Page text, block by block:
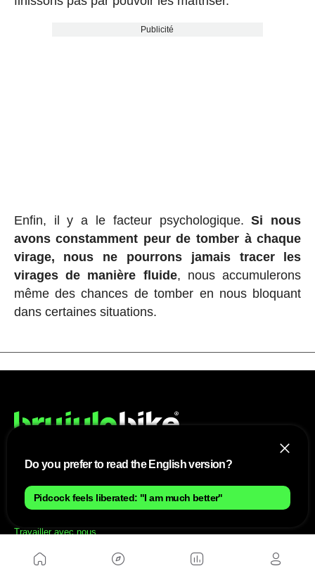
Publicité
Enfin, il y a le facteur psychologique.Si nous
avons constamment peur de tomber à chaque
virage, nous ne pourrons jamais tracer les
virages de manière fluide, nous accumulerons
même des chances de tomber en nous bloquant
dans certaines situations.
Plan du site
Travailler avec nous
SITES D'AMIS
Do you prefer to read the English version?
Pidcock feels liberated: "I am much better"